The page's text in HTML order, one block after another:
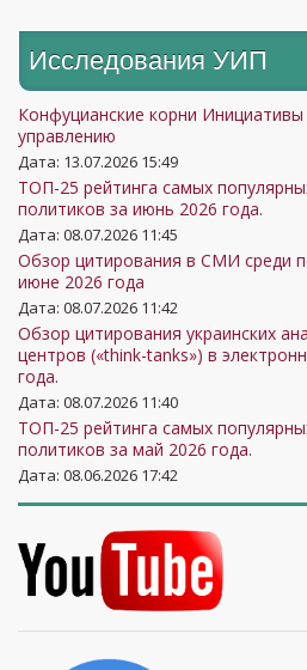
Исследования УИП
Конфуцианские корни
управлению
Дата: 13.07.2026 15:49
ТОП-25 рейтинга самых
политиков за июнь 2026 года.
Дата: 08.07.2026 11:45
Обзор цитирования в СМИ среди
июне 2026 года
Дата: 08.07.2026 11:42
Обзор цитирования украинских
центров («think-tanks») в
года.
Дата: 08.07.2026 11:40
ТОП-25 рейтинга самых
политиков за май 2026 года.
Дата: 08.06.2026 17:42